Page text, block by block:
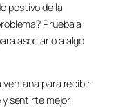
postivo de la
Prueba a
asociarlo a algo
ventana para recibir
y sentirte mejor